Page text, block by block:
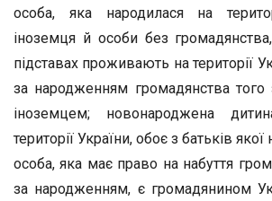
особа, яка народилася на
іноземця й особи без
підставах проживають на території
за народженням громадянства того
іноземцем; новонароджена
території України, обоє з батьків
особа, яка має право на набуття
за народженням, є громадянином